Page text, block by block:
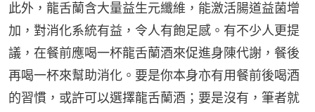
此外，龍舌蘭含大量益生元纖維，能激活腸道益菌增
加，對消化系統有益，令人有飽足感。有不少人更提
議，在餐前應喝一杯龍舌蘭酒來促進身陳代謝，餐後
再喝一杯來幫助消化。要是你本身亦有用餐前後喝酒
的習慣，或許可以選擇龍舌蘭酒；要是沒有，筆者就